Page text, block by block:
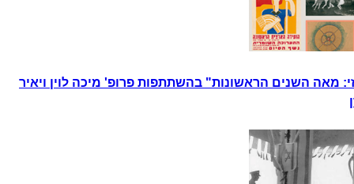
מאה השנים הראשונות" בהשתתפות פרופ' מיכה לוין ויאיר